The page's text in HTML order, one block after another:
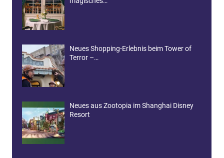
Neues Shopping-Erlebnis beim Tower of
Terror –…
Neues aus Zootopia im Shanghai Disney
Resort